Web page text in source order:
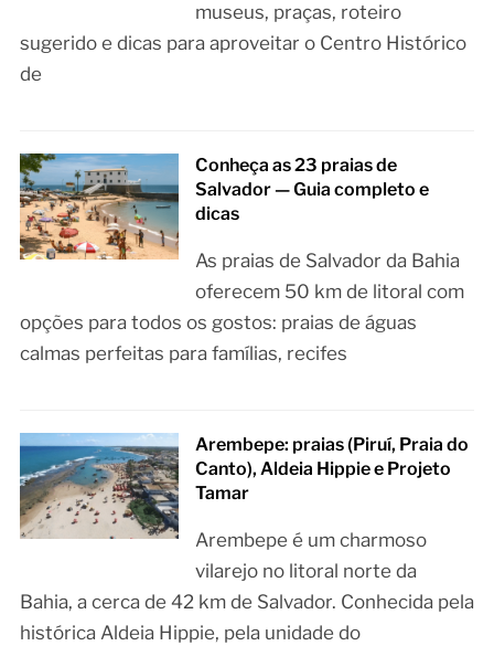
museus, praças, roteiro
sugerido e dicas para aproveitar o Centro Histórico
de
Conheça as 23 praias de
Salvador — Guia completo e
dicas
As praias de Salvador da Bahia
oferecem 50 km de litoral com
opções para todos os gostos: praias de águas
calmas perfeitas para famílias, recifes
Arembepe: praias (Piruí, Praia do
Canto), Aldeia Hippie e Projeto
Tamar
Arembepe é um charmoso
vilarejo no litoral norte da
Bahia, a cerca de 42 km de Salvador. Conhecida pela
histórica Aldeia Hippie, pela unidade do